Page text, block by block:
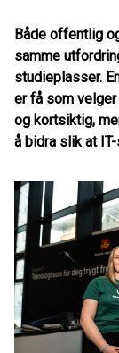
Både offentlig
samme
studieplasser.
er få som
og kortsiktig,
å bidra slik at